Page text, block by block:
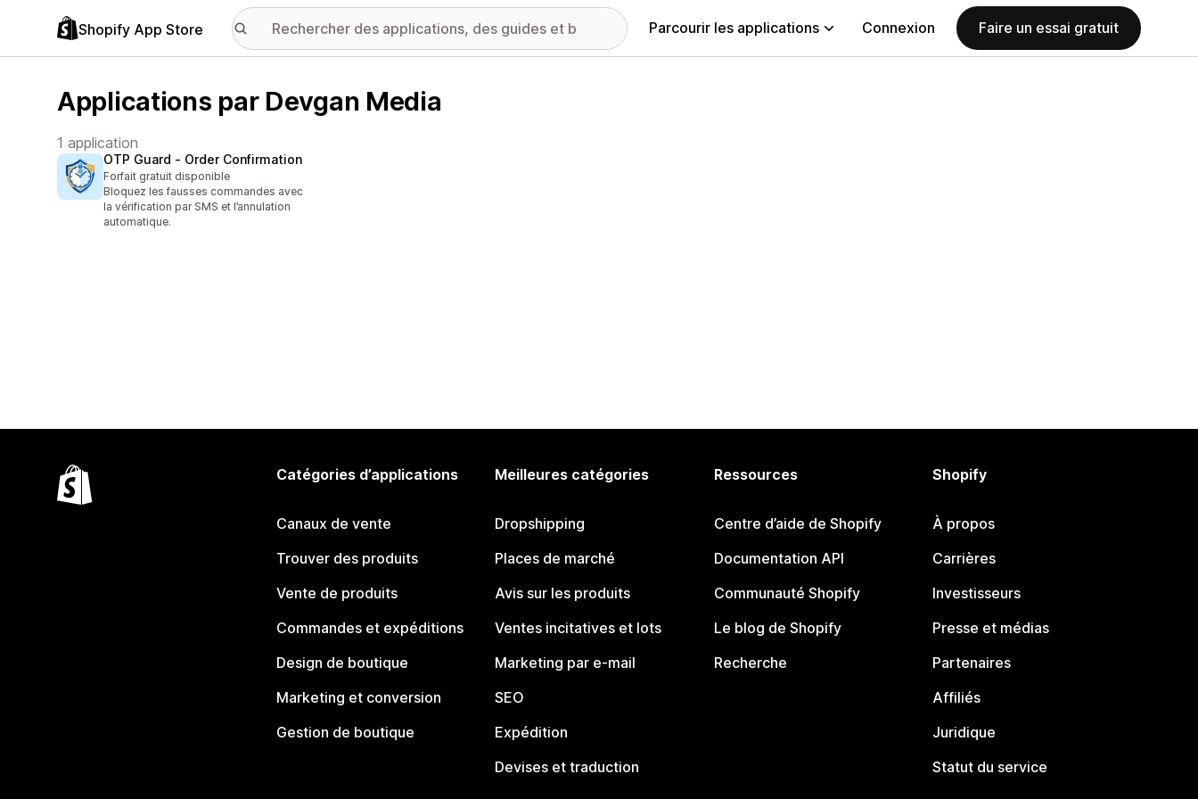
Shopify App Store Parcourir les applications Connexion Faire un essai gratuit
Applications par Devgan Media
1 application
OTP Guard ‑ Order Confirmation
Forfait gratuit disponible
Bloquez les fausses commandes avec
la vérification par SMS et l’annulation
automatique.
Catégories d’applications
Canaux de vente
Trouver des produits
Vente de produits
Commandes et expéditions
Design de boutique
Marketing et conversion
Gestion de boutique
Meilleures catégories
Dropshipping
Places de marché
Avis sur les produits
Ventes incitatives et lots
Marketing par e-mail
SEO
Expédition
Devises et traduction
Ressources
Centre d’aide de Shopify
Documentation API
Communauté Shopify
Le blog de Shopify
Recherche
Shopify
À propos
Carrières
Investisseurs
Presse et médias
Partenaires
Affiliés
Juridique
Statut du service